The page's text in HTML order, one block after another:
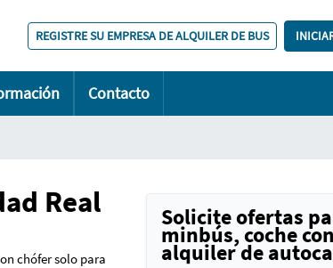
REGISTRE SU EMPRESA DE ALQUILER DE BUS
Contacto
Real
chófer solo para
Solicite ofertas
minbús, coche
alquiler de